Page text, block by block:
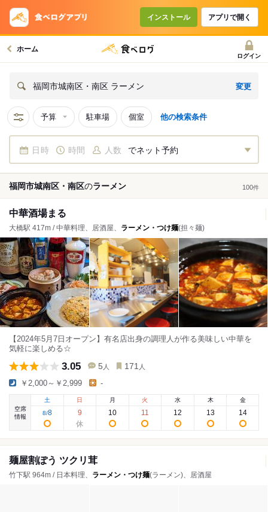
インストール アプリで開く
ホーム
ログイン
福岡市城南区・南区 ラーメン 変更
予算 駐車場 個室 他の検索条件
日時 時間 人数 でネット予約
福岡市城南区・南区のラーメン 100件
中華酒場まる
大橋駅 417m / 中華料理、居酒屋、 ラーメン・つけ麺(担々麺)
【2024年5月7日オープン】有名店出身の調理人が作る美味しい中華を
気軽に楽しめる☆
3.05 5 人 171 人
￥2,000～￥2,999 -
空席
情報
土
8/8
日
9
月
10
火
11
水
12
木
13
金
14
麺屋割ぽう ツクリ茸
竹下駅 964m / 日本料理、 ラーメン・つけ麺(ラーメン)、居酒屋